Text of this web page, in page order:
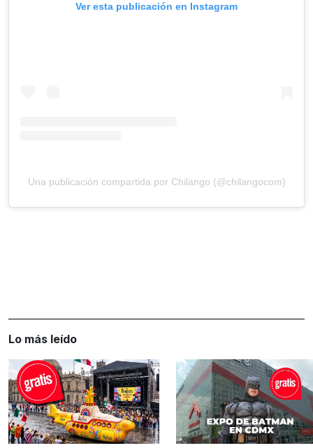
Ver esta publicación en Instagram
Una publicación compartida por Chilango (@chilangocom)
Lo más leído